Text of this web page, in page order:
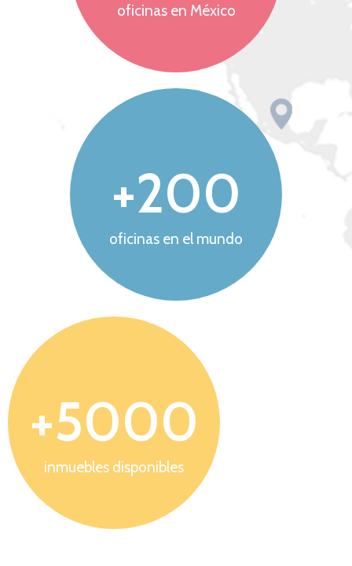
oficinas en México
oficinas en el mundo
+200
inmuebles disponibles
+5000